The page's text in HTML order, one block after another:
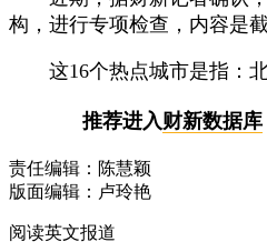
构，进行专项检查，内容是
这16个热点城市是指：北
推荐进入财新数据库
责任编辑：陈慧颖
版面编辑：卢玲艳
阅读英文报道